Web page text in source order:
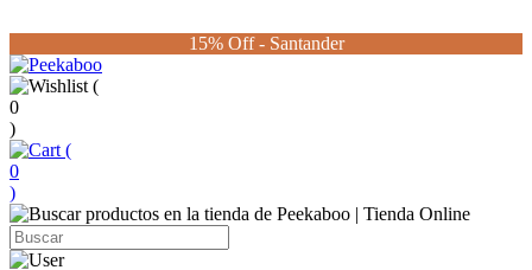
15% Off - Santander
(
0
)
(
0
)